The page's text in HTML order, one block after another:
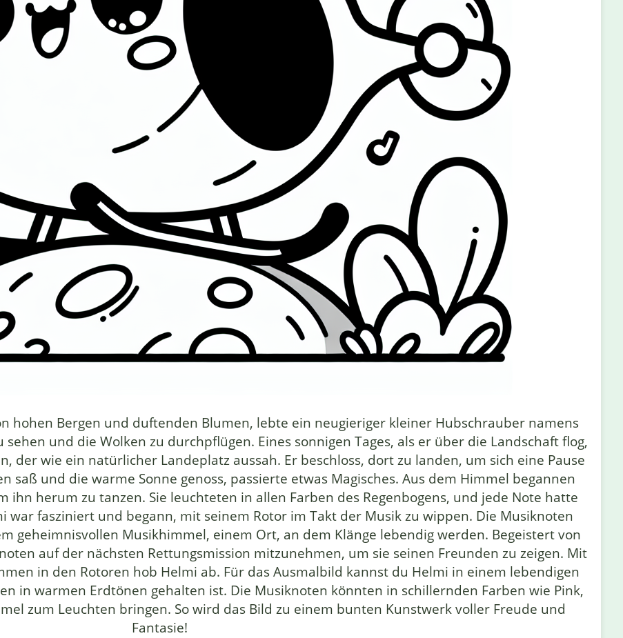
hohen Bergen und duftenden Blumen, lebte ein neugieriger kleiner Hubschrauber namens
und die Wolken zu durchpflügen. Eines sonnigen Tages, als er über die Landschaft flog,
der wie ein natürlicher Landeplatz aussah. Er beschloss, dort zu landen, um sich eine Pause
saß und die warme Sonne genoss, passierte etwas Magisches. Aus dem Himmel begannen
ihn herum zu tanzen. Sie leuchteten in allen Farben des Regenbogens, und jede Note hatte
war fasziniert und begann, mit seinem Rotor im Takt der Musik zu wippen. Die Musiknoten
geheimnisvollen Musikhimmel, einem Ort, an dem Klänge lebendig werden. Begeistert von
auf der nächsten Rettungsmission mitzunehmen, um sie seinen Freunden zu zeigen. Mit
in den Rotoren hob Helmi ab. Für das Ausmalbild kannst du Helmi in einem lebendigen
in warmen Erdtönen gehalten ist. Die Musiknoten könnten in schillernden Farben wie Pink,
zum Leuchten bringen. So wird das Bild zu einem bunten Kunstwerk voller Freude und
Fantasie!